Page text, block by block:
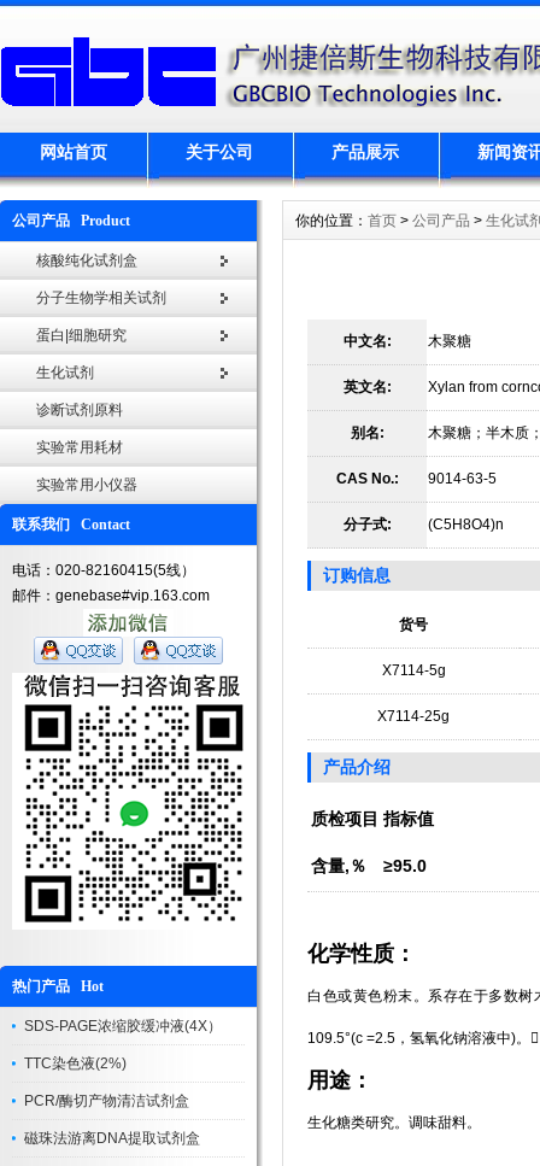
网站首页 关于公司 产品展示 新闻资
公司产品 Product
核酸纯化试剂盒
分子生物学相关试剂
蛋白|细胞研究
生化试剂
诊断试剂原料
实验常用耗材
实验常用小仪器
联系我们 Contact
电话：020-82160415(5线）
邮件：genebase#vip.163.com
热门产品 Hot
SDS-PAGE浓缩胶缓冲液(4X）
TTC染色液(2%)
PCR/酶切产物清洁试剂盒
磁珠法游离DNA提取试剂盒
你的位置： 首页 > 公司产品 > 生化试
中文名: 木聚糖
英文名: Xylan from
别名: 木聚糖；半木质
CAS No.: 9014-63-5
分子式: (C5H8O4)n
订购信息
货号
X7114-5g
X7114-25g
产品介绍
质检项目 指标值
含量,％ ≥95.0
化学性质：
白色或黄色粉末。系存在于多数
109.5°(c =2.5，氢氧化钠溶液中)。
用途：
生化糖类研究。调味甜料。